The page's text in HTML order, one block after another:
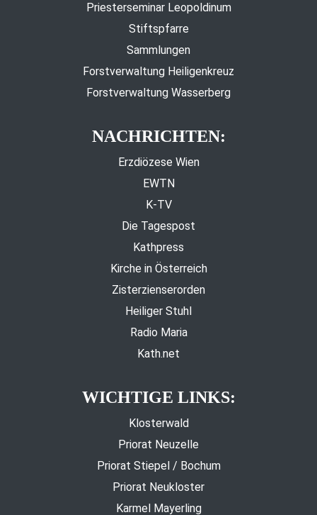
Priesterseminar Leopoldinum
Stiftspfarre
Sammlungen
Forstverwaltung Heiligenkreuz
Forstverwaltung Wasserberg
NACHRICHTEN:
Erzdiözese Wien
EWTN
K-TV
Die Tagespost
Kathpress
Kirche in Österreich
Zisterzienserorden
Heiliger Stuhl
Radio Maria
Kath.net
WICHTIGE LINKS:
Klosterwald
Priorat Neuzelle
Priorat Stiepel / Bochum
Priorat Neukloster
Karmel Mayerling